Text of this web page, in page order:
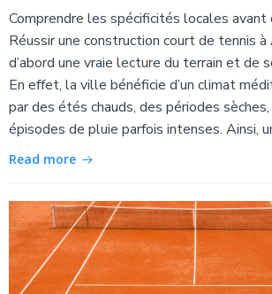
Comprendre les spécificités locales
Réussir une construction court de tennis
d’abord une vraie lecture du terrain et de
En effet, la ville bénéficie d’un climat
par des étés chauds, des périodes
épisodes de pluie parfois intenses. Ainsi,
Read more